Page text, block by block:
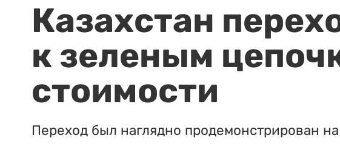
Казахстан
к зеленым
стоимости
Переход был наглядно продемонстрирован